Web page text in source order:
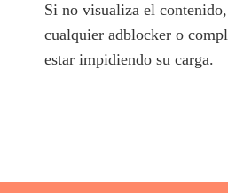
Si no visualiza el
cualquier adblocker o
estar impidiendo su carga.